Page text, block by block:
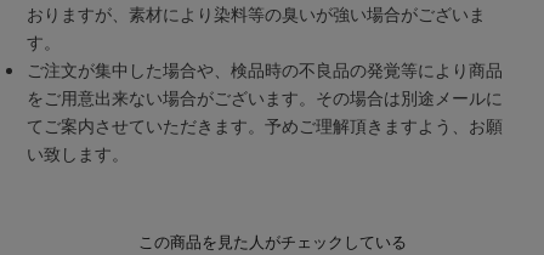
おりますが、素材により染料等の臭いが強い場合がございま
す。
ご注文が集中した場合や、検品時の不良品の発覚等により商品
をご用意出来ない場合がございます。その場合は別途メールに
てご案内させていただきます。予めご理解頂きますよう、お願
い致します。
この商品を見た人がチェックしている